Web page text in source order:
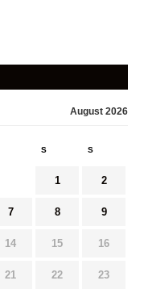
August 2026
S S
1 2
7 8 9
14 15 16
21 22 23